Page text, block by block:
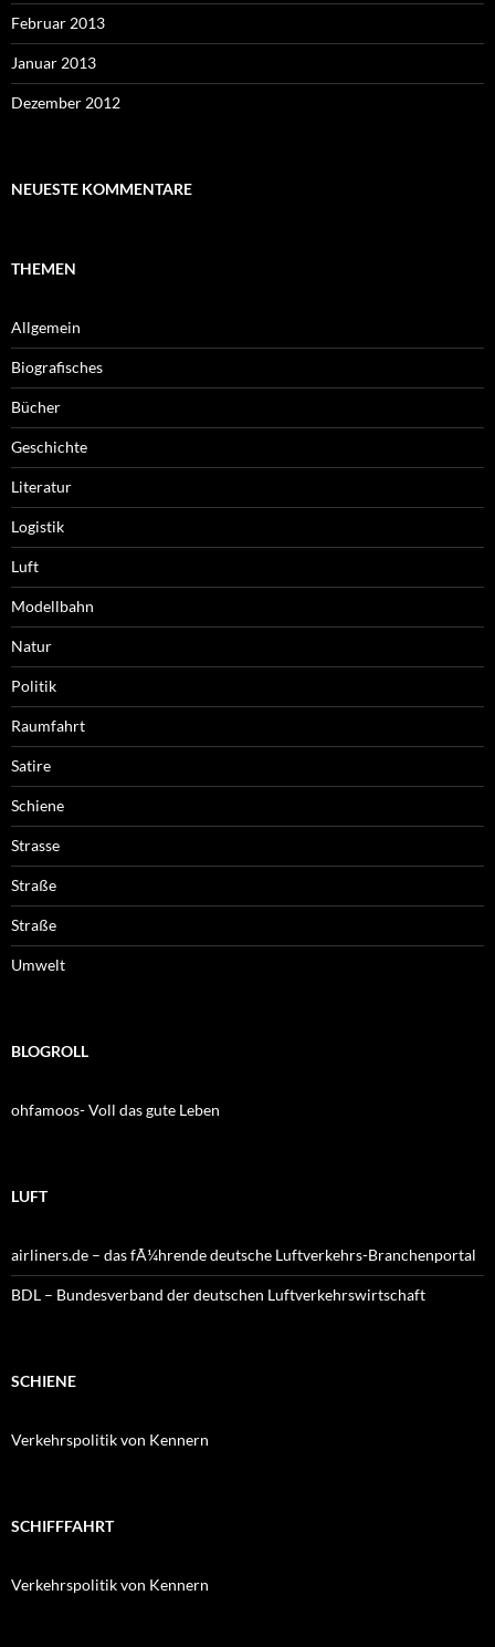
Februar 2013
Januar 2013
Dezember 2012
NEUESTE KOMMENTARE
THEMEN
Allgemein
Biografisches
Bücher
Geschichte
Literatur
Logistik
Luft
Modellbahn
Natur
Politik
Raumfahrt
Satire
Schiene
Strasse
Straße
Straße
Umwelt
BLOGROLL
ohfamoos- Voll das gute Leben
LUFT
airliners.de – das fÃ¼hrende deutsche Luftverkehrs-Branchenportal
BDL – Bundesverband der deutschen Luftverkehrswirtschaft
SCHIENE
Verkehrspolitik von Kennern
SCHIFFFAHRT
Verkehrspolitik von Kennern